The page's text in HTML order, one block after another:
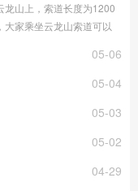
龙山上，索道长度为1200
家乘坐云龙山索道可以
1.4米(含)
05-06
05-04
05-03
05-02
04-29